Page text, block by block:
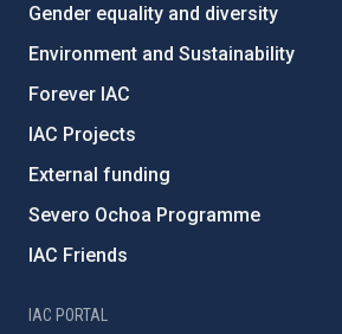
Gender equality and diversity
Environment and Sustainability
Forever IAC
IAC Projects
External funding
Severo Ochoa Programme
IAC Friends
IAC PORTAL